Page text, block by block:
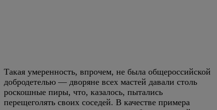
Такая умеренность, впрочем, не была общероссийской
добродетелью — дворяне всех мастей давали столь
роскошные пиры, что, казалось, пытались
перещеголять своих соседей. В качестве примера